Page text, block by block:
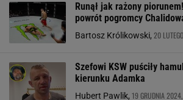
Runął jak rażony
powrót pogromcy
Bartosz Królikowski, 20
Szefowi KSW puściły
kierunku Adamka
Hubert Pawlik, 19 GRUDNIA